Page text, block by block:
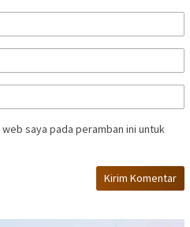
saya pada peramban ini untuk